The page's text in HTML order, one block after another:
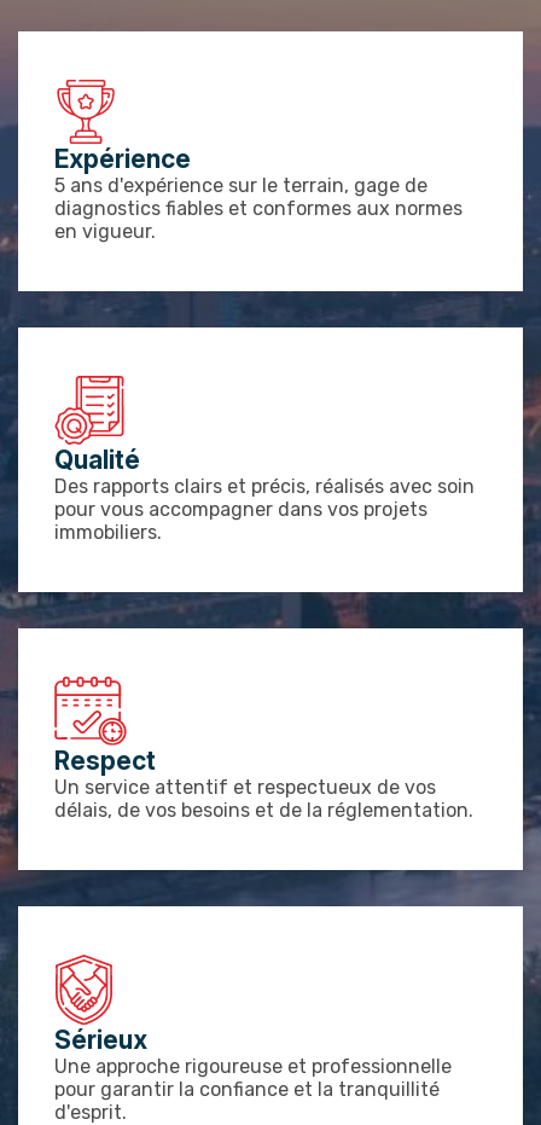
Expérience
5 ans d'expérience sur le terrain, gage de
diagnostics fiables et conformes aux normes
en vigueur.
Qualité
Des rapports clairs et précis, réalisés avec soin
pour vous accompagner dans vos projets
immobiliers.
Respect
Un service attentif et respectueux de vos
délais, de vos besoins et de la réglementation.
Sérieux
Une approche rigoureuse et professionnelle
pour garantir la confiance et la tranquillité
d'esprit.